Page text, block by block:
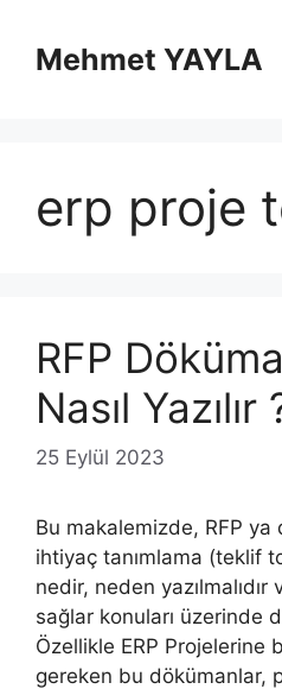
Mehmet YAYLA
erp proje
RFP
Nasıl Yazılır
25 Eylül 2023
Bu makalemizde, RFP
ihtiyaç tanımlama (teklif
nedir, neden
sağlar konuları üzerinde
Özellikle ERP Projelerine
gereken bu dökümanlar,